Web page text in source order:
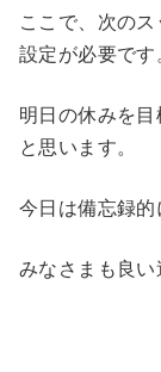
ここで、次の
設定が必要です
明日の休みを
と思います。
今日は備忘録的
みなさまも良い